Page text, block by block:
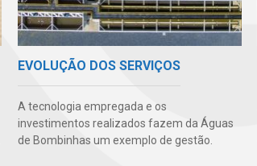
EVOLUÇÃO DOS SERVIÇOS
A tecnologia empregada e os
investimentos realizados fazem da Águas
de Bombinhas um exemplo de gestão.